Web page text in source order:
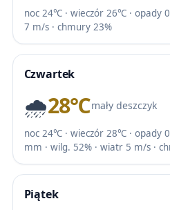
noc 24℃ · wieczór 26℃ · opady
7 m/s · chmury 23%
Czwartek
🌧️28℃mały deszczyk
noc 24℃ · wieczór 28℃ · opady
mm · wilg. 52% · wiatr 5 m/s ·
Piątek